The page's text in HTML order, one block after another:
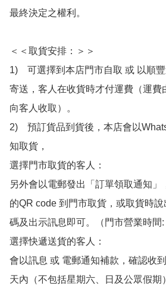
最終決定之權利。
＜＜取貨安排：＞＞
1)　可選擇到本店門市自取 或 以順
寄送，客人在收貨時才付運費（運費
向客人收取）。
2)　預訂貨品到貨後，本店會以
知取貨，
選擇門市取貨的客人：
另外會以電郵發出「訂單領取通知
的QR code 到門市取貨，或取貨時
碼及出示訊息即可。（門市營業時間:
選擇快遞送貨的客人：
會以訊息 或 電郵通知補款，確認收
天內（不包括星期六、日及公眾假期